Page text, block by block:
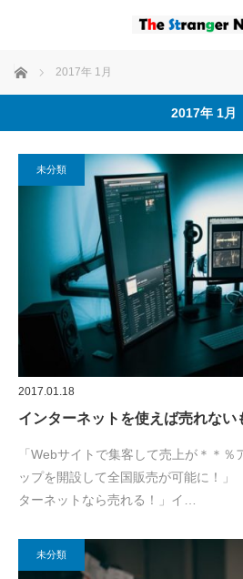
ホーム 2017年 1月
2017年 1月
未分類
2017.01.18
インターネットを使えば売れない
「Webサイトで集客して売上が＊＊％
ップを開設して全国販売が可能に！」
ターネットなら売れる！」イ…
未分類